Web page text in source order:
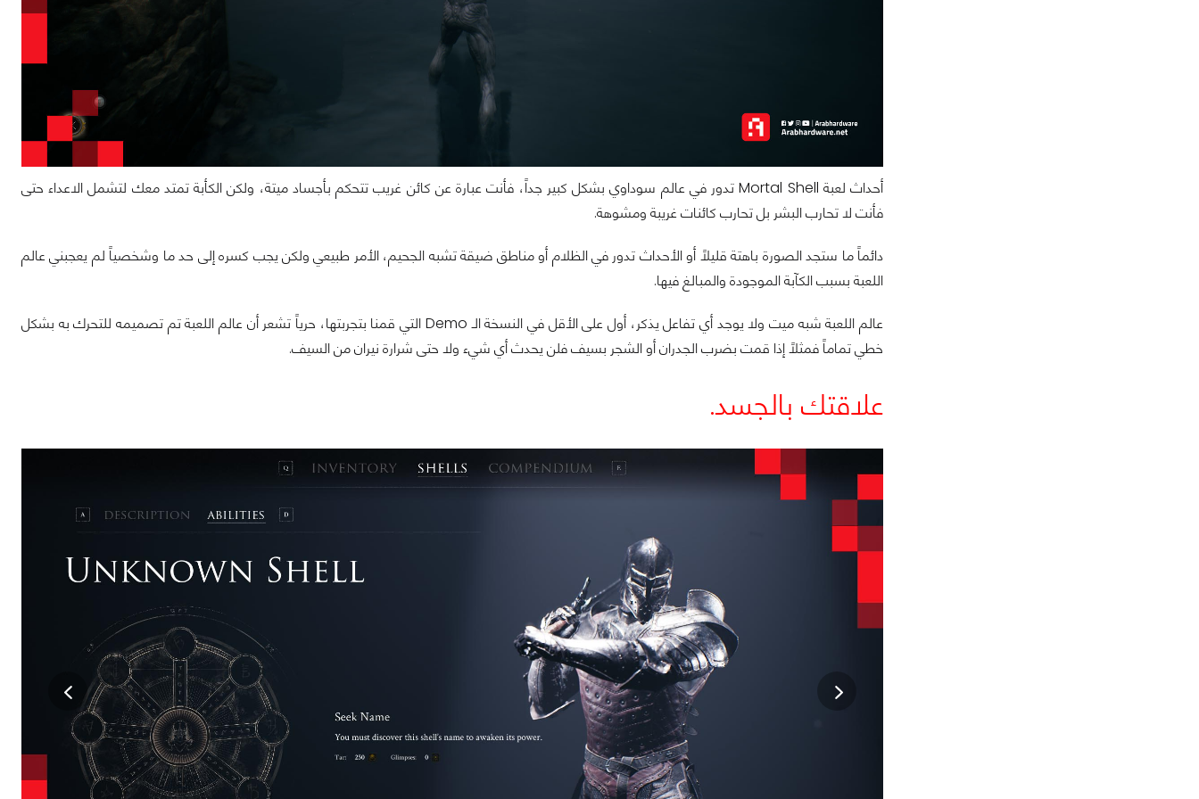
أحداث لعبة Mortal Shell تدور في عالم سوداوي بشكل كبير جداً، فأنت عبارة عن كائن غريب تتحكم بأجساد ميتة، ولكن الكأبة تمتد معك لتشمل الاعداء حتى
فأنت لا تحارب البشر بل تحارب كائنات غريبة ومشوهة.
دائماً ما ستجد الصورة باهتة قليلاً أو الأحداث تدور في الظلام أو مناطق ضيقة تشبه الجحيم، الأمر طبيعي ولكن يجب كسره إلى حد ما وشخصياً لم يعجبني عالم
اللعبة بسبب الكآبة الموجودة والمبالغ فيها.
عالم اللعبة شبه ميت ولا يوجد أي تفاعل يذكر، أول على الأقل في النسخة الـ Demo التي قمنا بتجربتها، حرياً تشعر أن عالم اللعبة تم تصميمه للتحرك به بشكل
خطي تماماً فمثلاً إذا قمت بضرب الجدران أو الشجر بسيف فلن يحدث أي شيء ولا حتى شرارة نيران من السيف.
علاقتك بالجسد.